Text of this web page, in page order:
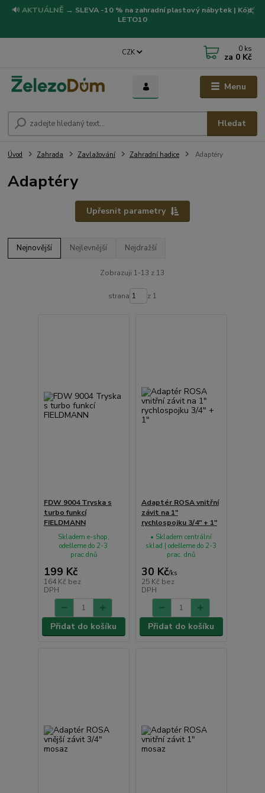
🔊 AKTUÁLNĚ → SLEVA -10 % na zahradní plastový nábytek | Kód:
LETO10
Menu
CZK
Hledat
0 ks
za 0 Kč
Úvod Zahrada Zavlažování Zahradní hadice Adaptéry
Adaptéry
Upřesnit parametry
Nejnovější Nejlevnější Nejdražší
Zobrazuji 1-13 z 13
strana z 1
FDW 9004 Tryska s
turbo funkcí
FIELDMANN
199 Kč
164 Kč bez
DPH
Skladem e-shop,
odešleme do 2-3
prac.dnů
Přidat do košíku
Adaptér ROSA vnitřní
závit na 1"
rychlospojku 3/4" + 1"
30 Kč/ks
25 Kč bez
DPH
• Skladem centrální
sklad | odešleme do 2-3
prac. dnů
Přidat do košíku